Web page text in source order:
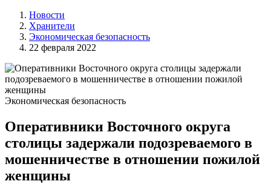
Новости
Хранители
Экономическая безопасность
22 февраля 2022
Экономическая безопасность
Оперативники Восточного округа
столицы задержали подозреваемого в
мошенничестве в отношении пожилой
женщины